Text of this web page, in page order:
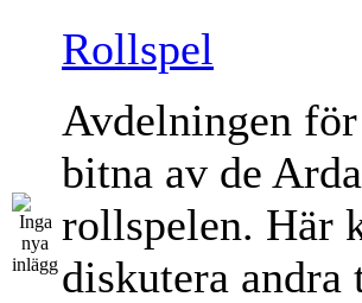
Rollspel
Avdelningen
bitna av de
rollspelen. Här
diskutera andra